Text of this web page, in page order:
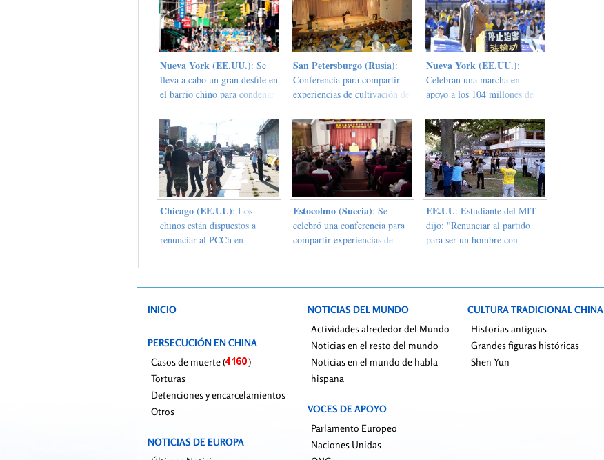
Nueva York (EE.UU.): Se
lleva a cabo un gran desfile en
el barrio chino para condenar
y apoyar el Movimiento
"Tuidang" renunciar al
partido PCCh
San Petersburgo (Rusia):
Conferencia para compartir
experiencias de cultivación de
Nueva York (EE.UU.):
Celebran una marcha en
apoyo a los 104 millones de
renunciado al PCCh
Chicago (EE.UU): Los
chinos están dispuestos a
renunciar al PCCh en
Estocolmo (Suecia): Se
celebró una conferencia para
compartir experiencias de
EE.UU: Estudiante del MIT
dijo: "Renunciar al partido
para ser un hombre con
INICIO
PERSECUCIÓN EN CHINA
Casos de muerte (
)
Torturas
Detenciones y encarcelamientos
Otros
NOTICIAS DE EUROPA
NOTICIAS DEL MUNDO
Actividades alrededor del Mundo
Noticias en el resto del mundo
Noticias en el mundo de habla
hispana
VOCES DE APOYO
Parlamento Europeo
Naciones Unidas
CULTURA TRADICIONAL CHINA
Historias antiguas
Grandes figuras históricas
Shen Yun